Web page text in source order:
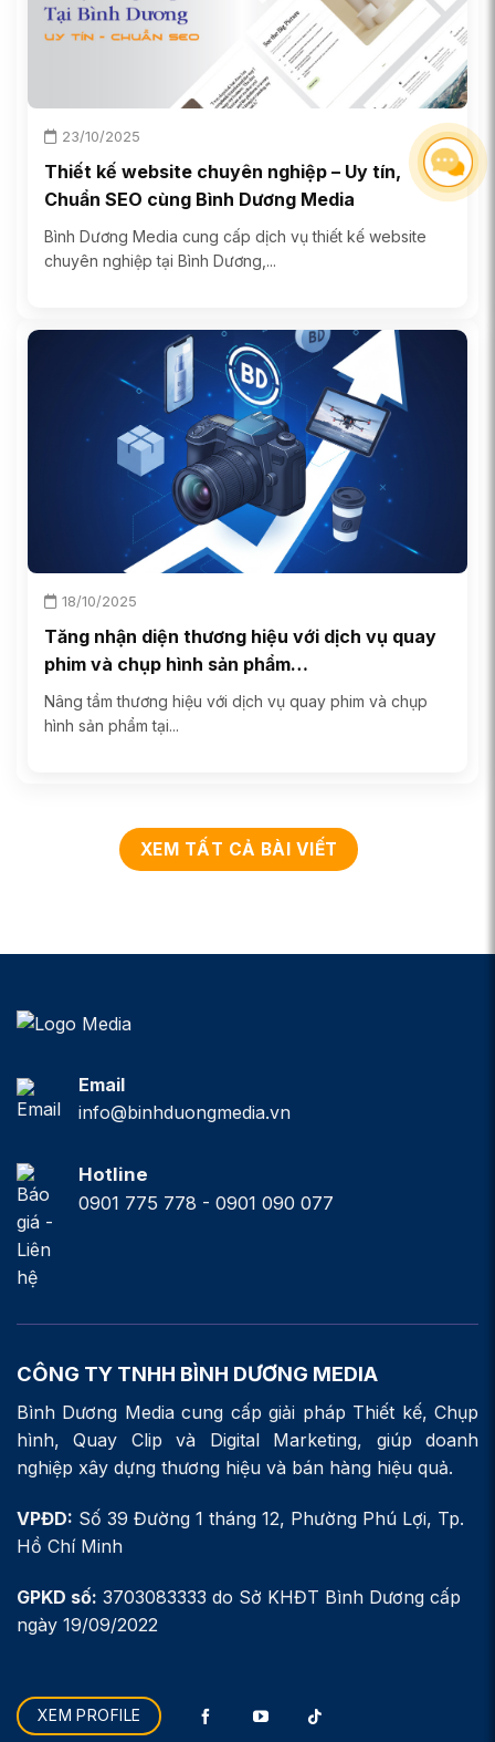
23/10/2025
Thiết kế website chuyên nghiệp – Uy tín,
Chuẩn SEO cùng Bình Dương Media
Bình Dương Media cung cấp dịch vụ thiết kế website
chuyên nghiệp tại Bình Dương,...
18/10/2025
Tăng nhận diện thương hiệu với dịch vụ quay
phim và chụp hình sản phẩm…
Nâng tầm thương hiệu với dịch vụ quay phim và chụp
hình sản phẩm tại...
XEM TẤT CẢ BÀI VIẾT
Email
info@binhduongmedia.vn
Hotline
0901 775 778 - 0901 090 077
CÔNG TY TNHH BÌNH DƯƠNG MEDIA
Bình Dương Media cung cấp giải pháp Thiết kế, Chụp
hình, Quay Clip và Digital Marketing, giúp doanh
nghiệp xây dựng thương hiệu và bán hàng hiệu quả.
VPĐD: Số 39 Đường 1 tháng 12, Phường Phú Lợi, Tp.
Hồ Chí Minh
GPKD số: 3703083333 do Sở KHĐT Bình Dương cấp
ngày 19/09/2022
XEM PROFILE